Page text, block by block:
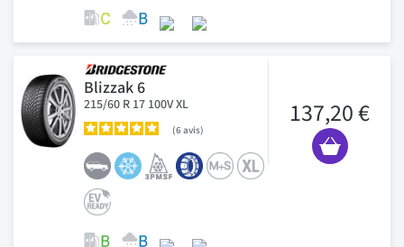
Blizzak 6
215/60 R 17 100V XL
6avis
137,20 €